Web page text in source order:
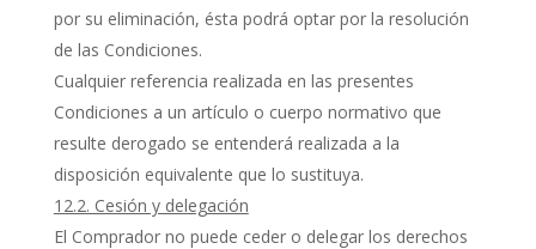
por su eliminación, ésta podrá optar por la resolución
de las Condiciones.
Cualquier referencia realizada en las presentes
Condiciones a un artículo o cuerpo normativo que
resulte derogado se entenderá realizada a la
disposición equivalente que lo sustituya.
12.2. Cesión y delegación
El Comprador no puede ceder o delegar los derechos